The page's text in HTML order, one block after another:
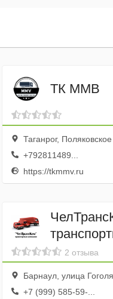
ТК ММВ
Таганрог,
+792811489...
https://tkmmv.ru
2 отзыва
Барнаул, улица
+7 (999) 585-59-...